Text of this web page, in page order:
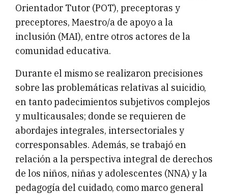
Orientador Tutor (POT), preceptoras y
preceptores, Maestro/a de apoyo a la
inclusión (MAI), entre otros actores de la
comunidad educativa.
Durante el mismo se realizaron precisiones
sobre las problemáticas relativas al suicidio,
en tanto padecimientos subjetivos complejos
y multicausales; donde se requieren de
abordajes integrales, intersectoriales y
corresponsables. Además, se trabajó en
relación a la perspectiva integral de derechos
de los niños, niñas y adolescentes (NNA) y la
pedagogía del cuidado, como marco general